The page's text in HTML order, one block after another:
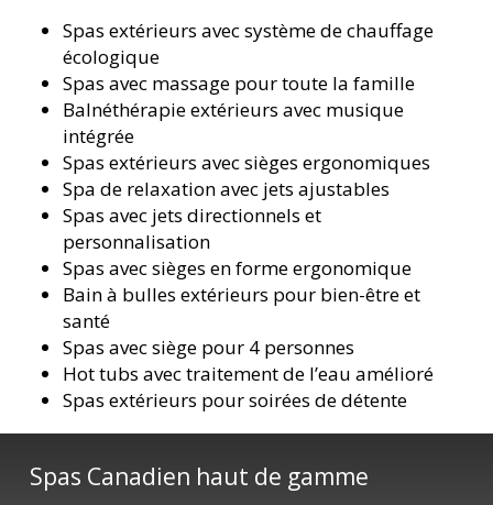
Spas extérieurs avec système de chauffage
écologique
Spas avec massage pour toute la famille
Balnéthérapie extérieurs avec musique
intégrée
Spas extérieurs avec sièges ergonomiques
Spa de relaxation avec jets ajustables
Spas avec jets directionnels et
personnalisation
Spas avec sièges en forme ergonomique
Bain à bulles extérieurs pour bien-être et
santé
Spas avec siège pour 4 personnes
Hot tubs avec traitement de l’eau amélioré
Spas extérieurs pour soirées de détente
Spas Canadien haut de gamme